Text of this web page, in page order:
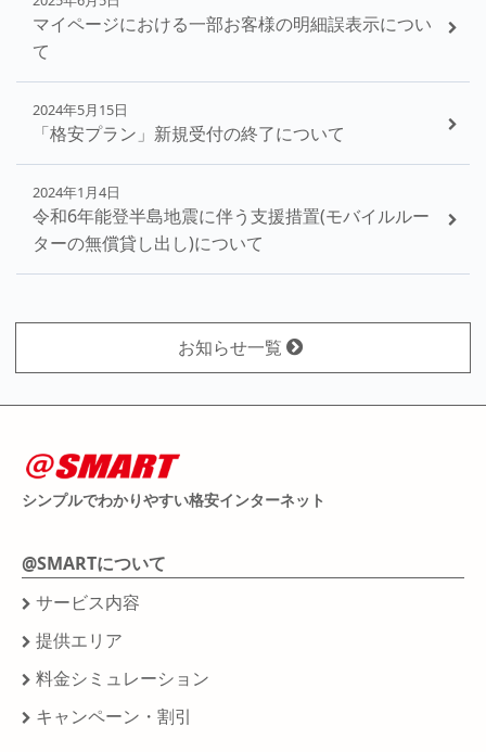
マイページにおける一部お客様の明細誤表示につい
て
2024年5月15日
「格安プラン」新規受付の終了について
2024年1月4日
令和6年能登半島地震に伴う支援措置(モバイルルー
ターの無償貸し出し)について
お知らせ一覧
シンプルでわかりやすい格安インターネット
@SMARTについて
サービス内容
提供エリア
料金シミュレーション
キャンペーン・割引